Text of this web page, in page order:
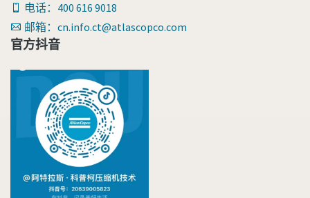
电话：400 616 9018
邮箱：cn.info.ct@atlascopco.com
官方抖音